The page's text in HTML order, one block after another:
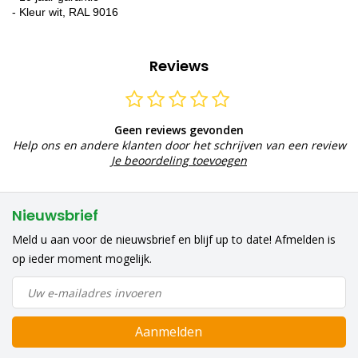
- Kleur wit, RAL 9016
Reviews
Geen reviews gevonden
Help ons en andere klanten door het schrijven van een review
Je beoordeling toevoegen
Nieuwsbrief
Meld u aan voor de nieuwsbrief en blijf up to date! Afmelden is
op ieder moment mogelijk.
Aanmelden